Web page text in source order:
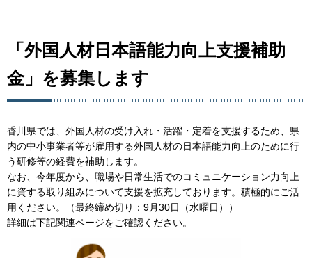
「外国人材日本語能力向上支援補助
金」を募集します
香川県では、外国人材の受け入れ・活躍・定着を支援するため、県
内の中小事業者等が雇用する外国人材の日本語能力向上のために行
う研修等の経費を補助します。
なお、今年度から、職場や日常生活でのコミュニケーション力向上
に資する取り組みについて支援を拡充しております。積極的にご活
用ください。（最終締め切り：9月30日（水曜日））
詳細は下記関連ページをご確認ください。